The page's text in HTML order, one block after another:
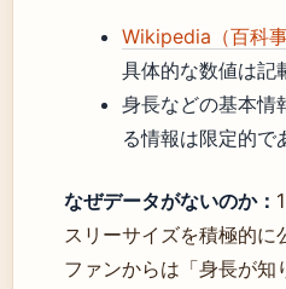
Wikipedia（百科事
具体的な数値は記
身長などの基本情
る情報は限定的で
なぜデータがないのか：
スリーサイズを積極的
ファンからは「身長が知